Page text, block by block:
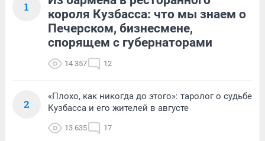
1
короля Кузбасса: что мы знаем о
Печерском, бизнесмене,
спорящем с губернаторами
14 357 12
2
«Плохо, как никогда до этого»: таролог о судьбе
Кузбасса и его жителей в августе
13 635 17